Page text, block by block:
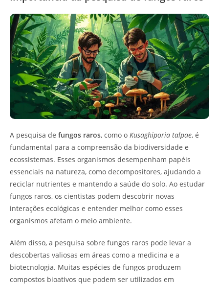
A pesquisa de fungos raros, como o Kusaghiporia talpae, é
fundamental para a compreensão da biodiversidade e
ecossistemas. Esses organismos desempenham papéis
essenciais na natureza, como decompositores, ajudando a
reciclar nutrientes e mantendo a saúde do solo. Ao estudar
fungos raros, os cientistas podem descobrir novas
interações ecológicas e entender melhor como esses
organismos afetam o meio ambiente.
Além disso, a pesquisa sobre fungos raros pode levar a
descobertas valiosas em áreas como a medicina e a
biotecnologia. Muitas espécies de fungos produzem
compostos bioativos que podem ser utilizados em